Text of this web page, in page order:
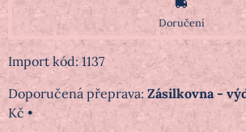
Doručení
Import kód: 1137
Zásilkovna -
Kč •